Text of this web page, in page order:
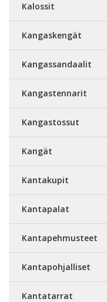
Kalossit
Kangaskengät
Kangassandaalit
Kangastennarit
Kangastossut
Kangät
Kantakupit
Kantapalat
Kantapehmusteet
Kantapohjalliset
Kantatarrat